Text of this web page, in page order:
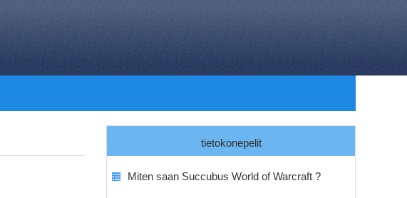
tietokonepelit
Miten saan Succubus World of Warcraft ?